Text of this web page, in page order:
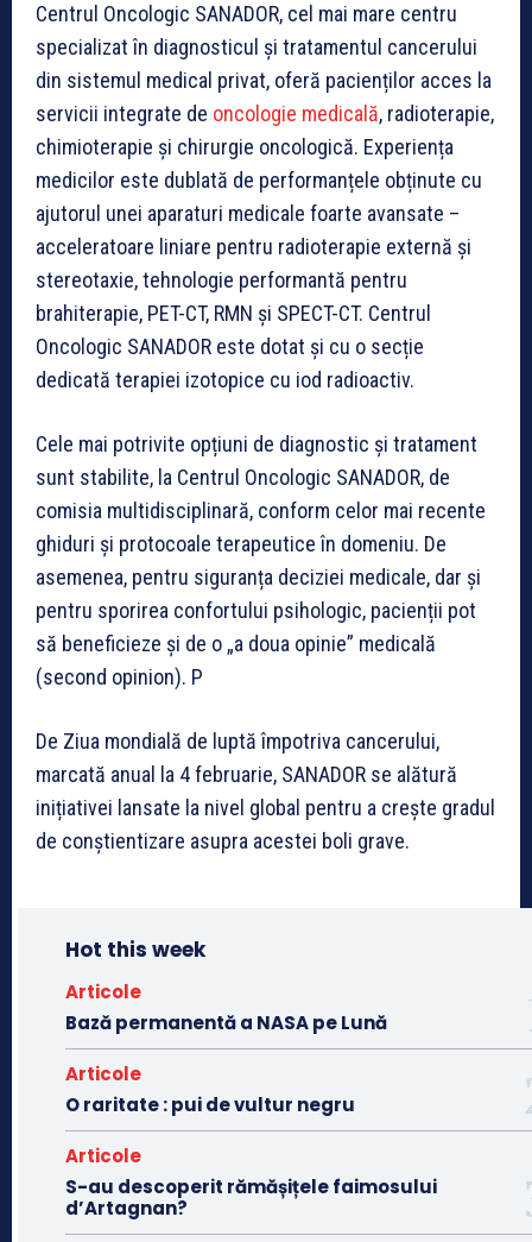
Centrul Oncologic SANADOR, cel mai mare centru
specializat în diagnosticul și tratamentul cancerului
din sistemul medical privat, oferă pacienților acces la
servicii integrate de oncologie medicală, radioterapie,
chimioterapie și chirurgie oncologică. Experiența
medicilor este dublată de performanțele obținute cu
ajutorul unei aparaturi medicale foarte avansate –
acceleratoare liniare pentru radioterapie externă și
stereotaxie, tehnologie performantă pentru
brahiterapie, PET-CT, RMN și SPECT-CT. Centrul
Oncologic SANADOR este dotat și cu o secție
dedicată terapiei izotopice cu iod radioactiv.
Cele mai potrivite opțiuni de diagnostic și tratament
sunt stabilite, la Centrul Oncologic SANADOR, de
comisia multidisciplinară, conform celor mai recente
ghiduri și protocoale terapeutice în domeniu. De
asemenea, pentru siguranța deciziei medicale, dar și
pentru sporirea confortului psihologic, pacienții pot
să beneficieze și de o „a doua opinie” medicală
(second opinion). P
De Ziua mondială de luptă împotriva cancerului,
marcată anual la 4 februarie, SANADOR se alătură
inițiativei lansate la nivel global pentru a crește gradul
de conștientizare asupra acestei boli grave.
Hot this week
Articole
Bază permanentă a NASA pe Lună
Articole
O raritate : pui de vultur negru
Articole
S-au descoperit rămășițele faimosului
d’Artagnan?